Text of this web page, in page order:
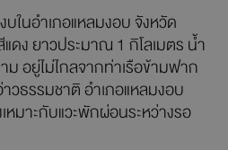
ในอำเภอแหลมงอบ จังหวัด
ดง ยาวประมาณ 1 กิโลเมตร น้ำ
าม อยู่ไม่ไกลจากท่าเรือข้ามฟาก
าวธรรมชาติ อำเภอแหลมงอบ
หมาะกับแวะพักผ่อนระหว่างรอ